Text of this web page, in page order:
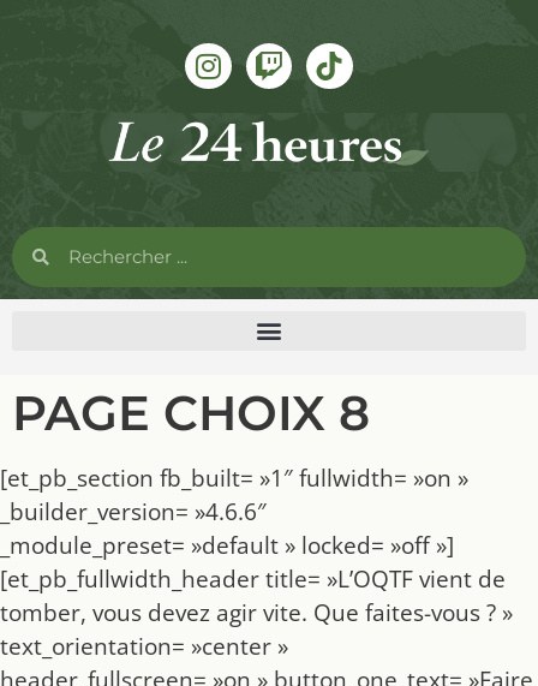
PAGE CHOIX 8
[et_pb_section fb_built= »1″ fullwidth= »on »
_builder_version= »4.6.6″
_module_preset= »default » locked= »off »]
[et_pb_fullwidth_header title= »L’OQTF vient de
tomber, vous devez agir vite. Que faites-vous ? »
text_orientation= »center »
header_fullscreen= »on » button_one_text= »Faire